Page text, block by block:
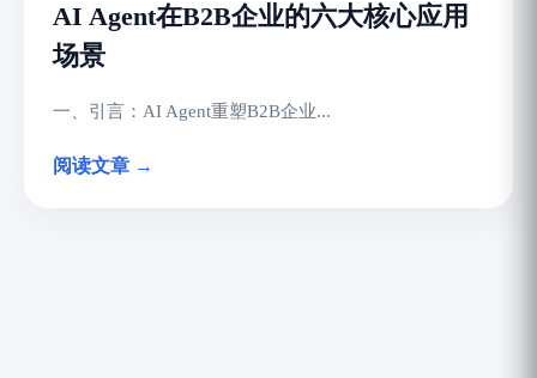
AI Agent在B2B企业的六大核心应用
场景
一、引言：AI Agent重塑B2B企业...
阅读文章 →